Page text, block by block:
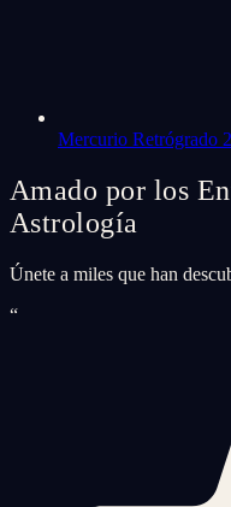
Mercurio Retrógrado
Amado por los
Astrología
Únete a miles que han
“